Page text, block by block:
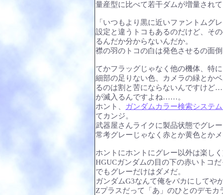
量産型に比べて若干ダムが増量され
「いつもより黒に近いファントムグ
設定と違うトコもあるのだけど、そ
るんだか分からないんだか。
襟の羽のトコの白は発色させるの面
てかフラッグじゃなく他の機体、特
細部の足りない色、カメラの緑とか
るのは割と苦にならないんですけど
が滅入るんですよね……。
ホント、
ガンダムカラー検索システ
てカンジ。
武器屋さんライクに製品状態でグレ
常考グレーじゃなく赤とか黄色とか
ホントにホントにグレー以外は楽し
HGUCガンダムの目の下の赤いトコ
でもグレーだけはダメだ。
ガンダムG3なんて俺をバカにしてや
Ζプラスだって「あ」のひとのデモ